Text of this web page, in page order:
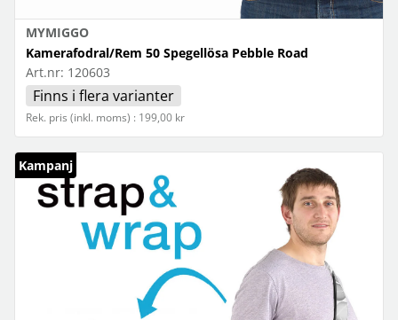
MYMIGGO
Kamerafodral/Rem 50 Spegellösa Pebble Road
Art.nr: 120603
Finns i flera varianter
Rek. pris (inkl. moms) : 199,00 kr
Kampanj